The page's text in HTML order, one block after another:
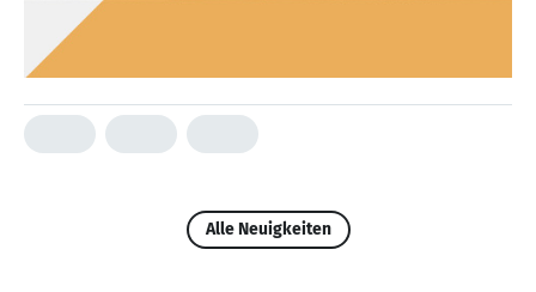
Alle Neuigkeiten